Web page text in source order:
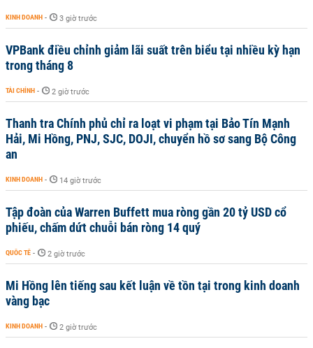
KINH DOANH - 3 giờ trước
VPBank điều chỉnh giảm lãi suất trên biểu tại nhiều kỳ hạn
trong tháng 8
TÀI CHÍNH - 2 giờ trước
Thanh tra Chính phủ chỉ ra loạt vi phạm tại Bảo Tín Mạnh
Hải, Mi Hồng, PNJ, SJC, DOJI, chuyển hồ sơ sang Bộ Công
an
KINH DOANH - 14 giờ trước
Tập đoàn của Warren Buffett mua ròng gần 20 tỷ USD cổ
phiếu, chấm dứt chuỗi bán ròng 14 quý
QUỐC TẾ - 2 giờ trước
Mi Hồng lên tiếng sau kết luận về tồn tại trong kinh doanh
vàng bạc
KINH DOANH - 2 giờ trước